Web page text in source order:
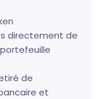
directement de
de
et